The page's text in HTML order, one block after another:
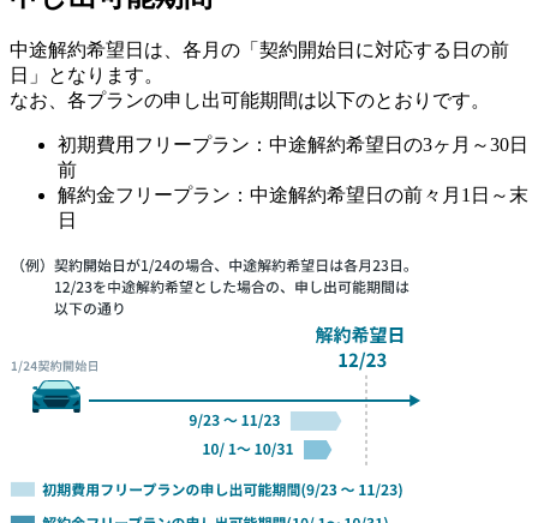
中途解約希望日は、各月の「契約開始日に対応する日の前
日」となります。
なお、各プランの申し出可能期間は以下のとおりです。
初期費用フリープラン：中途解約希望日の3ヶ月～30日
前
解約金フリープラン：中途解約希望日の前々月1日～末
日